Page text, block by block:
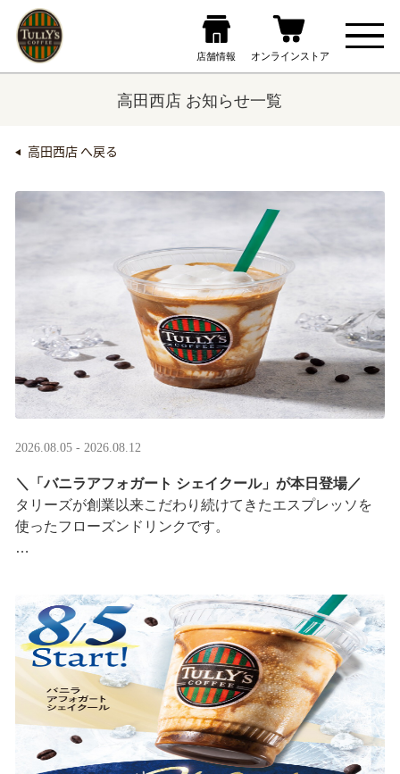
高田西店 お知らせ一覧
高田西店 へ戻る
2026.08.05 - 2026.08.12
＼「バニラアフォガート シェイクール」が本日登場／
タリーズが創業以来こだわり続けてきたエスプレッソを
使ったフローズンドリンクです。